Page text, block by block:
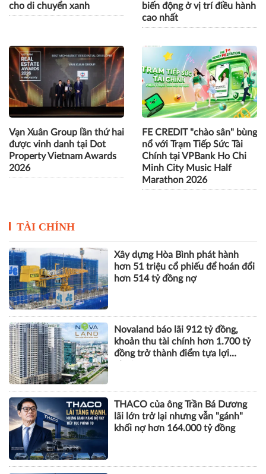
cho di chuyển xanh
biến động ở vị trí điều hành
cao nhất
Vạn Xuân Group lần thứ hai
được vinh danh tại Dot
Property Vietnam Awards
2026
FE CREDIT "chào sân" bùng
nổ với Trạm Tiếp Sức Tài
Chính tại VPBank Ho Chi
Minh City Music Half
Marathon 2026
TÀI CHÍNH
Xây dựng Hòa Bình phát hành
hơn 51 triệu cổ phiếu để hoán đổi
hơn 514 tỷ đồng nợ
Novaland báo lãi 912 tỷ đồng,
khoản thu tài chính hơn 1.700 tỷ
đồng trở thành điểm tựa lợi
THACO của ông Trần Bá Dương
lãi lớn trở lại nhưng vẫn "gánh"
khối nợ hơn 164.000 tỷ đồng